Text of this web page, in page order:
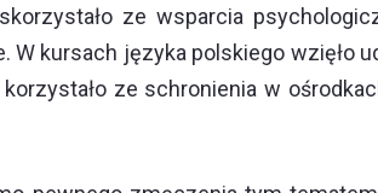
ze wsparcia
kursach języka polskiego wzięło
ze schronienia w